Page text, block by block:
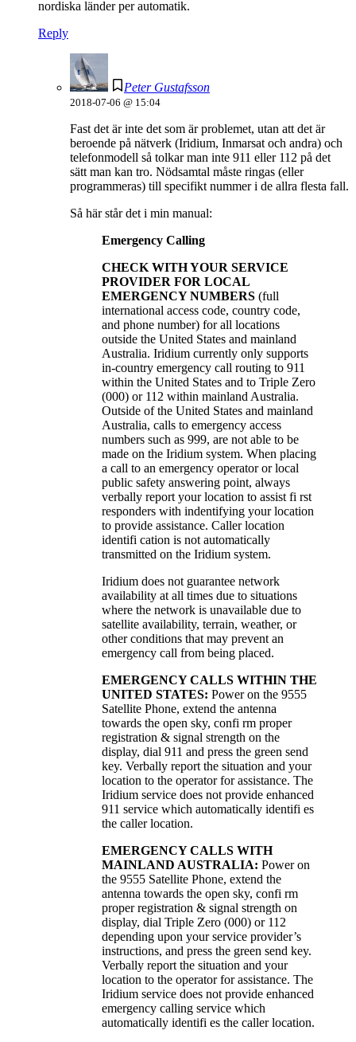
nordiska länder per automatik.
Reply
Peter Gustafsson
2018-07-06 @ 15:04
Fast det är inte det som är problemet, utan att det är
beroende på nätverk (Iridium, Inmarsat och andra) och
telefonmodell så tolkar man inte 911 eller 112 på det
sätt man kan tro. Nödsamtal måste ringas (eller
programmeras) till specifikt nummer i de allra flesta fall.
Så här står det i min manual:
Emergency Calling
CHECK WITH YOUR SERVICE
PROVIDER FOR LOCAL
EMERGENCY NUMBERS (full
international access code, country code,
and phone number) for all locations
outside the United States and mainland
Australia. Iridium currently only supports
in-country emergency call routing to 911
within the United States and to Triple Zero
(000) or 112 within mainland Australia.
Outside of the United States and mainland
Australia, calls to emergency access
numbers such as 999, are not able to be
made on the Iridium system. When placing
a call to an emergency operator or local
public safety answering point, always
verbally report your location to assist fi rst
responders with indentifying your location
to provide assistance. Caller location
identifi cation is not automatically
transmitted on the Iridium system.
Iridium does not guarantee network
availability at all times due to situations
where the network is unavailable due to
satellite availability, terrain, weather, or
other conditions that may prevent an
emergency call from being placed.
EMERGENCY CALLS WITHIN THE
UNITED STATES: Power on the 9555
Satellite Phone, extend the antenna
towards the open sky, confi rm proper
registration & signal strength on the
display, dial 911 and press the green send
key. Verbally report the situation and your
location to the operator for assistance. The
Iridium service does not provide enhanced
911 service which automatically identifi es
the caller location.
EMERGENCY CALLS WITH
MAINLAND AUSTRALIA: Power on
the 9555 Satellite Phone, extend the
antenna towards the open sky, confi rm
proper registration & signal strength on
display, dial Triple Zero (000) or 112
depending upon your service provider’s
instructions, and press the green send key.
Verbally report the situation and your
location to the operator for assistance. The
Iridium service does not provide enhanced
emergency calling service which
automatically identifi es the caller location.